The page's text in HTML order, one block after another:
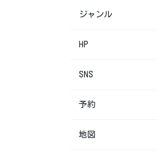
ジャンル
HP
SNS
予約
地図